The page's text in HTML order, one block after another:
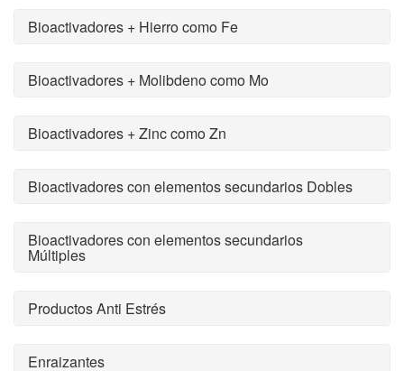
Bioactivadores + Hierro como Fe
Bioactivadores + Molibdeno como Mo
Bioactivadores + Zinc como Zn
Bioactivadores con elementos secundarios Dobles
Bioactivadores con elementos secundarios
Múltiples
Productos Anti Estrés
Enraizantes